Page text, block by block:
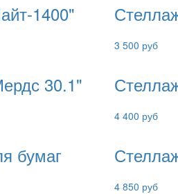
1400"
3 500 руб
30.1"
4 400 руб
бумаг
4 850 руб